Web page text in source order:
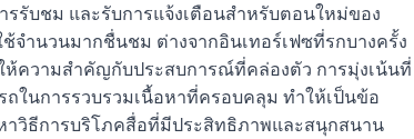
รับชม และรับการแจ้งเตือนสำหรับตอนใหม่ของ
จำนวนมากชื่นชม ต่างจากอินเทอร์เฟซที่รกบางครั้ง
ห้ความสำคัญกับประสบการณ์ที่คล่องตัว การมุ่งเน้นที่
ในการรวบรวมเนื้อหาที่ครอบคลุม ทำให้เป็นข้อ
าวิธีการบริโภคสื่อที่มีประสิทธิภาพและสนุกสนาน